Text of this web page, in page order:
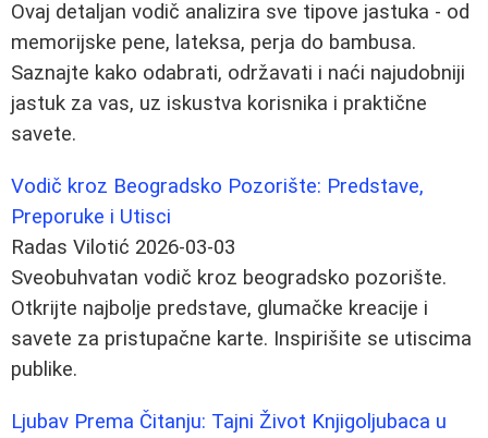
Ovaj detaljan vodič analizira sve tipove jastuka - od
memorijske pene, lateksa, perja do bambusa.
Saznajte kako odabrati, održavati i naći najudobniji
jastuk za vas, uz iskustva korisnika i praktične
savete.
Vodič kroz Beogradsko Pozorište: Predstave,
Preporuke i Utisci
Radas Vilotić 2026-03-03
Sveobuhvatan vodič kroz beogradsko pozorište.
Otkrijte najbolje predstave, glumačke kreacije i
savete za pristupačne karte. Inspirišite se utiscima
publike.
Ljubav Prema Čitanju: Tajni Život Knjigoljubaca u